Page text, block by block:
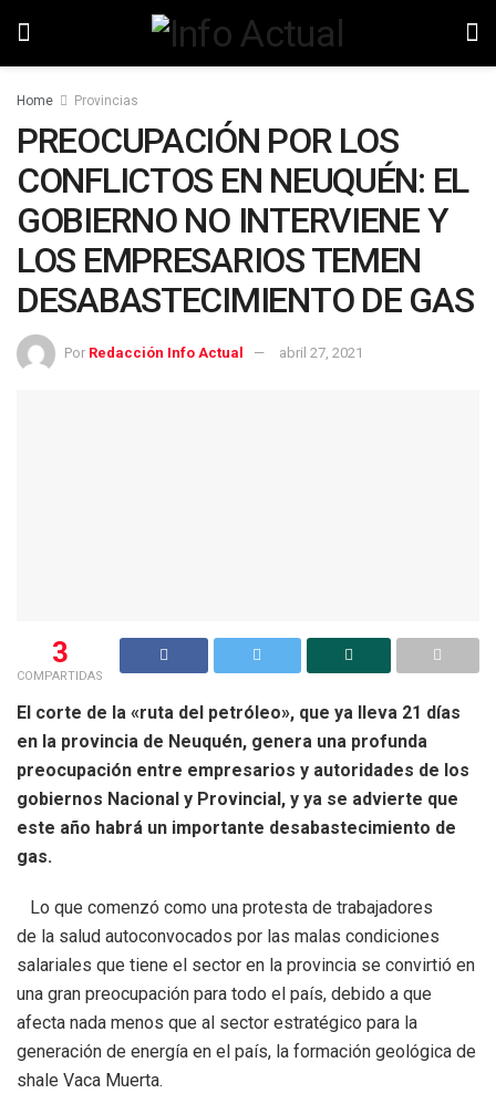
Home Provincias
PREOCUPACIÓN POR LOS
CONFLICTOS EN NEUQUÉN: EL
GOBIERNO NO INTERVIENE Y
LOS EMPRESARIOS TEMEN
DESABASTECIMIENTO DE GAS
Por Redacción Info Actual abril 27, 2021
3
COMPARTIDAS
El corte de la «ruta del petróleo», que ya lleva 21 días
en la provincia de Neuquén, genera una profunda
preocupación entre empresarios y autoridades de los
gobiernos Nacional y Provincial, y ya se advierte que
este año habrá un importante desabastecimiento de
gas.
Lo que comenzó como una protesta de trabajadores
de la salud autoconvocados por las malas condiciones
salariales que tiene el sector en la provincia se convirtió en
una gran preocupación para todo el país, debido a que
afecta nada menos que al sector estratégico para la
generación de energía en el país, la formación geológica de
shale Vaca Muerta.